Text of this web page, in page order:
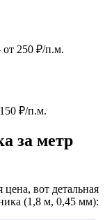
от 250 ₽/п.м.
₽/п.м.
за метр
вот детальная
(1,8 м, 0,45 мм):